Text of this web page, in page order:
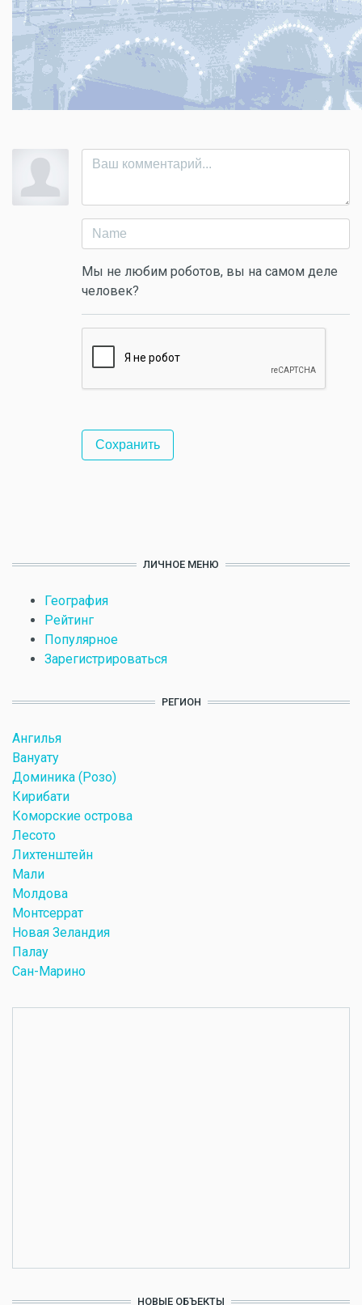
Мы не любим роботов, вы на самом деле
человек?
ЛИЧНОЕ МЕНЮ
География
Рейтинг
Популярное
Зарегистрироваться
РЕГИОН
Ангилья
Вануату
Доминика (Розо)
Кирибати
Коморские острова
Лесото
Лихтенштейн
Мали
Молдова
Монтсеррат
Новая Зеландия
Палау
Сан-Марино
НОВЫЕ ОБЪЕКТЫ